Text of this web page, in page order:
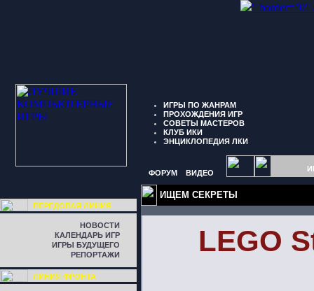
" border="0"
ИГРЫ ПО ЖАНРАМ
ПРОХОЖДЕНИЯ ИГР
СОВЕТЫ МАСТЕРОВ
КЛУБ ИКИ
ЭНЦИКЛОПЕДИЯ ЛКИ
ФОРУМ ВИДЕО
ПЕРЕДОВАЯ ЛИНИЯ
НОВОСТИ
КАЛЕНДАРЬ ИГР
ИГРЫ БУДУЩЕГО
РЕПОРТАЖИ
ЛИНИЯ ФРОНТА
ИЩЕМ СЕКРЕТЫ
LEGO